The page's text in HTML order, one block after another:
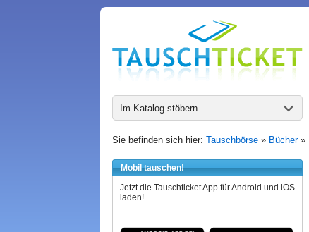
Im Katalog stöbern
Sie befinden sich hier: Tauschbörse » Bücher»
Mobil tauschen!
Jetzt die Tauschticket App für Android und iOS
laden!